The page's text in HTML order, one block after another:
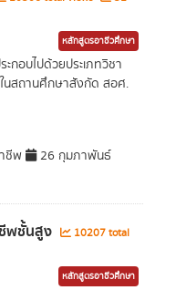
หลักสูตรอาชีวศึกษา
กอบไปด้วยประเภทวิชา
นสถานศึกษาสังกัด สอศ.
ชีพ
26 กุมภาพันธ์
พชั้นสูง
10207 total
หลักสูตรอาชีวศึกษา